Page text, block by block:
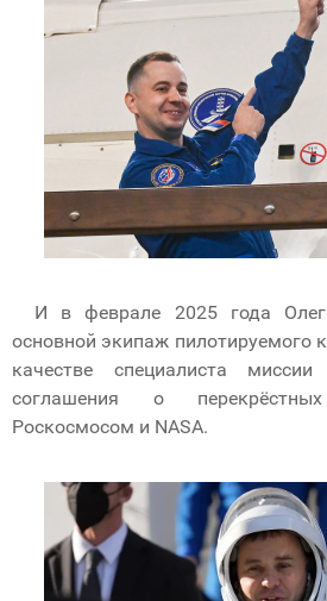
И в феврале 2025 года
основной экипаж пилотируемого
качестве специалиста
соглашения о
Роскосмосом и NASA.